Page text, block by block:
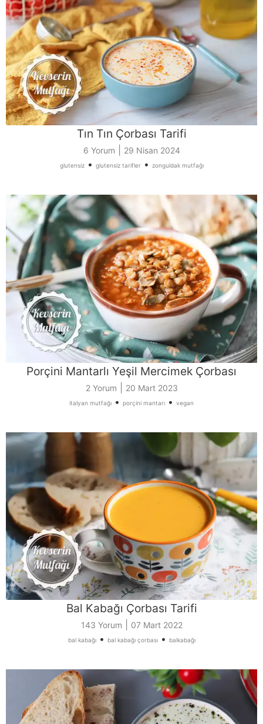
Tın Tın Çorbası Tarifi
6 Yorum 29 Nisan 2024
glutensiz• glutensiz tarifler• zonguldak mutfağı
Porçini Mantarlı Yeşil Mercimek Çorbası
2 Yorum 20 Mart 2023
italyan mutfağı • porçini mantarı • vegan
Bal Kabağı Çorbası Tarifi
143 Yorum 07 Mart 2022
bal kabağı• bal kabağı çorbası• balkabağı